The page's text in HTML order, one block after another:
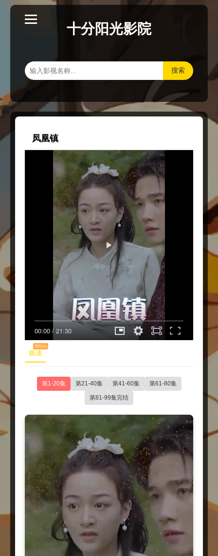
十分阳光影院
搜索
凤凰镇
00:00/21:30
极速
1051ms
第1-20集 第21-40集 第41-60集 第61-80集
第81-99集完结